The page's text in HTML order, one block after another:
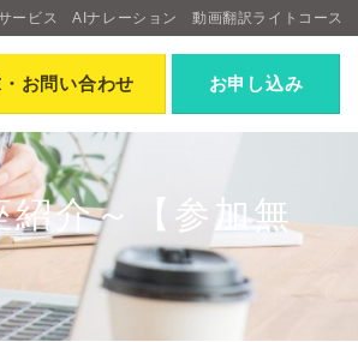
ービス AIナレーション 動画翻訳ライトコース
お申し込み
・お問い合わせ
介～【参加無